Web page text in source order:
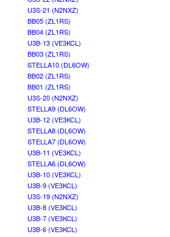
U3S-21 (N2NXZ)
BB05 (ZL1RS)
BB04 (ZL1RS)
U3B-13 (VE3KCL)
BB03 (ZL1RS)
STELLA10 (DL6OW)
BB02 (ZL1RS)
BB01 (ZL1RS)
U3S-20 (N2NXZ)
STELLA9 (DL6OW)
U3B-12 (VE3KCL)
STELLA8 (DL6OW)
STELLA7 (DL6OW)
U3B-11 (VE3KCL)
STELLA6 (DL6OW)
U3B-10 (VE3KCL)
U3B-9 (VE3KCL)
U3S-19 (N2NXZ)
U3B-8 (VE3KCL)
U3B-7 (VE3KCL)
U3B-6 (VE3KCL)